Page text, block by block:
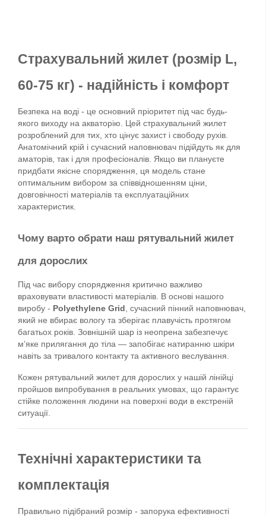
Страхувальний жилет (розмір L,
60-75 кг) - надійність і комфорт
Безпека на воді - це основний пріоритет під час будь-
якого виходу на акваторію. Цей страхувальний жилет
розроблений для тих, хто цінує захист і свободу рухів.
Анатомічний крій і сучасний наповнювач підійдуть як для
аматорів, так і для професіоналів. Якщо ви плануєте
придбати якісне спорядження, ця модель стане
оптимальним вибором за співвідношенням ціни,
довговічності матеріалів та експлуатаційних
характеристик.
Чому варто обрати наш рятувальний жилет
для дорослих
Під час вибору спорядження критично важливо
враховувати властивості матеріалів. В основі нашого
виробу - Polyethylene Grid , сучасний пінний наповнювач,
який не вбирає вологу та зберігає плавучість протягом
багатьох років. Зовнішній шар із неопрена забезпечує
м’яке прилягання до тіла — запобігає натиранню шкіри
навіть за тривалого контакту та активного веслування.
Кожен рятувальний жилет для дорослих у нашій лінійці
пройшов випробування в реальних умовах, що гарантує
стійке положення людини на поверхні води в екстреній
ситуації.
Технічні характеристики та
комплектація
Правильно підібраний розмір - запорука ефективності